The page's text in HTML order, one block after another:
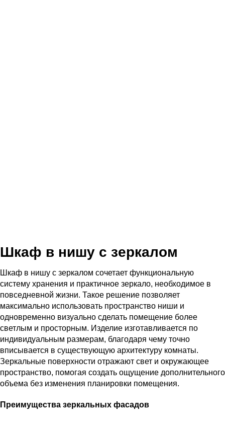
Шкаф в нишу с зеркалом
Шкаф в нишу с зеркалом сочетает функциональную
систему хранения и практичное зеркало, необходимое в
повседневной жизни. Такое решение позволяет
максимально использовать пространство ниши и
одновременно визуально сделать помещение более
светлым и просторным. Изделие изготавливается по
индивидуальным размерам, благодаря чему точно
вписывается в существующую архитектуру комнаты.
Зеркальные поверхности отражают свет и окружающее
пространство, помогая создать ощущение дополнительного
объема без изменения планировки помещения.
Преимущества зеркальных фасадов